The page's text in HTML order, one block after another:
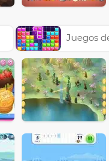
Juegos